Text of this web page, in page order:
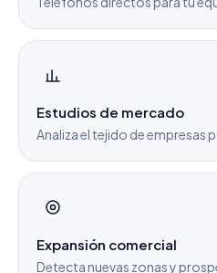
Estudios de mercado
Analiza el tejido de empresas
Expansión comercial
Detecta nuevas zonas y